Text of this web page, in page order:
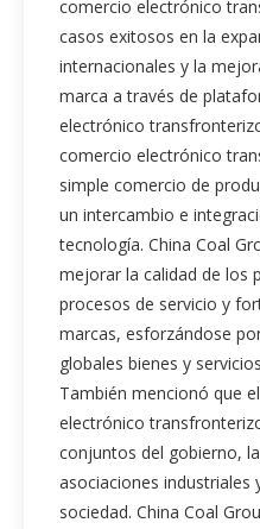
comercio electrónico
casos exitosos en la
internacionales y la
marca a través de
electrónico
comercio electrónico
simple comercio de
un intercambio e
tecnología. China Coal
mejorar la calidad de los
procesos de servicio y
marcas, esforzándose
globales bienes y
También mencionó que
electrónico
conjuntos del gobierno,
asociaciones
sociedad. China Coal